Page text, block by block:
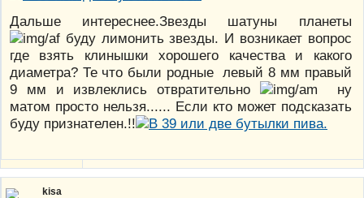
Дальше интереснее.Звезды шатуны планеты
буду лимонить звезды. И возникает вопрос
где взять клинышки хорошего качества и какого
диаметра? Те что были родные левый 8 мм правый
9 мм и извлеклись отвратительно
ну
матом просто нельзя...... Если кто может подсказать
буду признателен.!!
kisa